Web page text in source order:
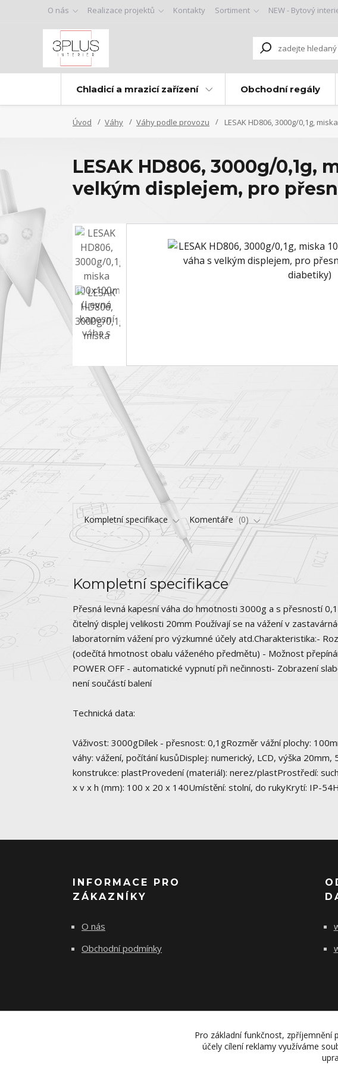
O nás Realizace projektů Kontakty Sortiment NEW - Bytový
Chladicí a mrazicí zařízení Obchodní regály
Úvod Váhy Váhy podle provozu LESAK HD806, 3000g/0,1g,
LESAK HD806, 3000g/0,1g,
velkým displejem, pro
Kompletní specifikace Komentáře 0
Kompletní specifikace
Přesná levná kapesní váha do hmotnosti 3000g a s přesností
čitelný displej velikosti 20mm Používají se na vážení v
laboratorním vážení pro výzkumné účely atd.Charakteristika:-
(odečítá hmotnost obalu váženého předmětu) - Možnost
POWER OFF - automatické vypnutí při nečinnosti- Zobrazení
není součástí balení
Technická data:
Váživost: 3000gDílek - přesnost: 0,1gRozměr vážní plochy:
váhy: vážení, počítání kusůDisplej: numerický, LCD, výška
konstrukce: plastProvedení (materiál): nerez/plastProstředí:
x v x h (mm): 100 x 20 x 140Umístění: stolní, do rukyKrytí: IP-
INFORMACE PRO
ZÁKAZNÍKY
O nás
Obchodní podmínky
Pro základní funkčnost, zpříjemnění
účely cílení reklamy využíváme